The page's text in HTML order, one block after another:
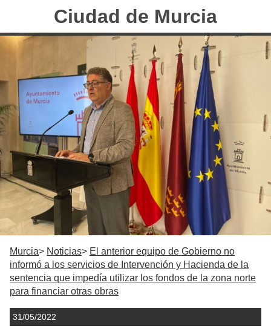
Ciudad de Murcia
Murcia Noticias
El anterior equipo de Gobierno no
informó a los servicios de Intervención y Hacienda de la
sentencia que impedía utilizar los fondos de la zona norte
para financiar otras obras
31/05/2022